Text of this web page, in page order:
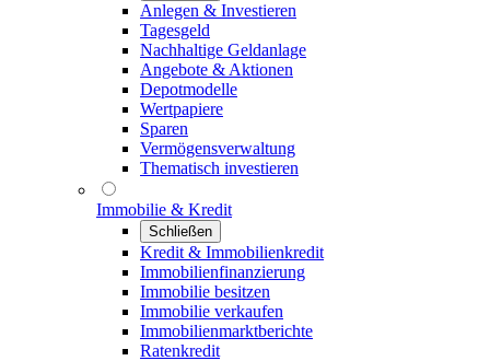
Anlegen & Investieren
Tagesgeld
Nachhaltige Geldanlage
Angebote & Aktionen
Depotmodelle
Wertpapiere
Sparen
Vermögensverwaltung
Thematisch investieren
Immobilie & Kredit
Schließen
Kredit & Immobilienkredit
Immobilienfinanzierung
Immobilie besitzen
Immobilie verkaufen
Immobilienmarktberichte
Ratenkredit